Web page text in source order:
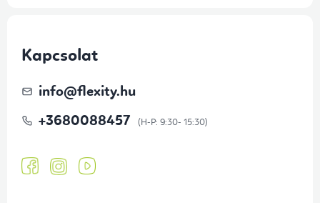
Kapcsolat
info@flexity.hu
+3680088457